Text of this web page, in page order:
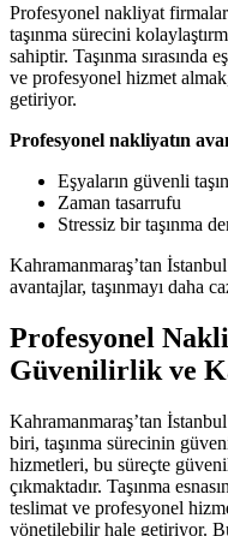
Profesyonel nakliyat
taşınma sürecini
sahiptir. Taşınma sırasında
ve profesyonel hizmet
getiriyor.
Profesyonel nakliyatın
Eşyaların güvenli
Zaman tasarrufu
Stressiz bir taşınma
Kahramanmaraş’tan
avantajlar, taşınmayı daha
Profesyonel
Güvenilirlik ve
Kahramanmaraş’tan
biri, taşınma sürecinin
hizmetleri, bu süreçte
çıkmaktadır. Taşınma
teslimat ve profesyonel
yönetilebilir hale getiriyor.